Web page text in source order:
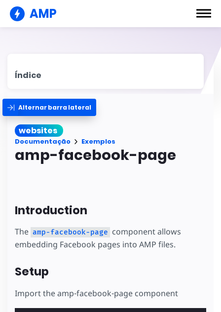
AMP
Índice
Alternar barra lateral
websites
Documentação Exemplos
amp-facebook-page
Introduction
The amp-facebook-page component allows
embedding Facebook pages into AMP files.
Setup
Import the amp-facebook-page component